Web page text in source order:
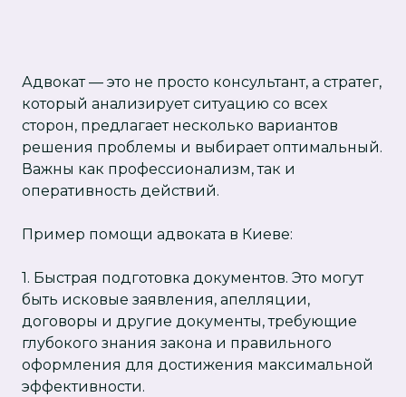
Адвокат — это не просто консультант, а стратег,
который анализирует ситуацию со всех
сторон, предлагает несколько вариантов
решения проблемы и выбирает оптимальный.
Важны как профессионализм, так и
оперативность действий.
Пример помощи адвоката в Киеве:
1. Быстрая подготовка документов. Это могут
быть исковые заявления, апелляции,
договоры и другие документы, требующие
глубокого знания закона и правильного
оформления для достижения максимальной
эффективности.